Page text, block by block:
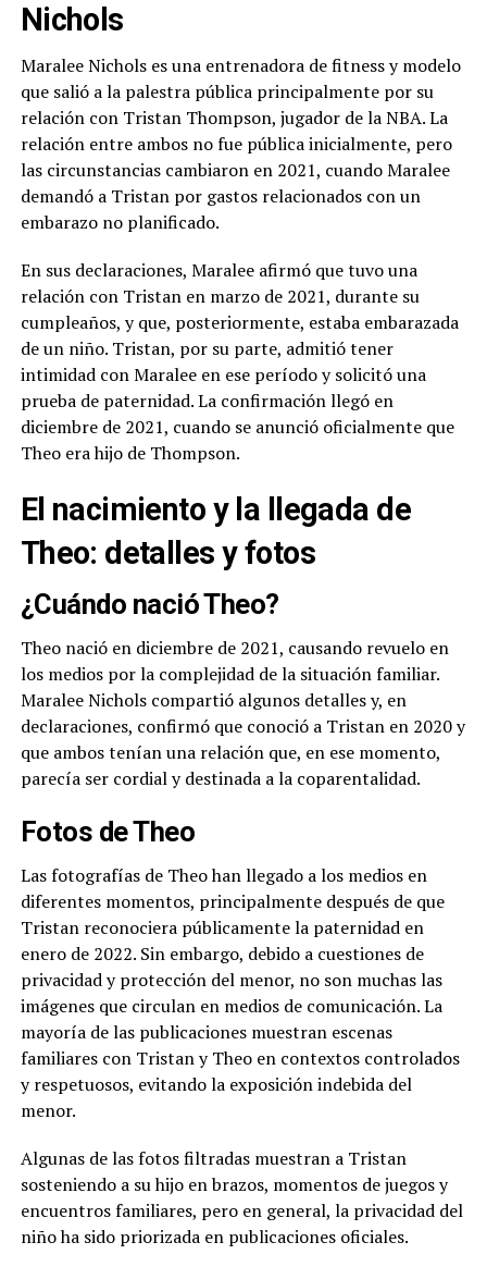
Nichols
Maralee Nichols es una entrenadora de fitness y modelo
que salió a la palestra pública principalmente por su
relación con Tristan Thompson, jugador de la NBA. La
relación entre ambos no fue pública inicialmente, pero
las circunstancias cambiaron en 2021, cuando Maralee
demandó a Tristan por gastos relacionados con un
embarazo no planificado.
En sus declaraciones, Maralee afirmó que tuvo una
relación con Tristan en marzo de 2021, durante su
cumpleaños, y que, posteriormente, estaba embarazada
de un niño. Tristan, por su parte, admitió tener
intimidad con Maralee en ese período y solicitó una
prueba de paternidad. La confirmación llegó en
diciembre de 2021, cuando se anunció oficialmente que
Theo era hijo de Thompson.
El nacimiento y la llegada de
Theo: detalles y fotos
¿Cuándo nació Theo?
Theo nació en diciembre de 2021, causando revuelo en
los medios por la complejidad de la situación familiar.
Maralee Nichols compartió algunos detalles y, en
declaraciones, confirmó que conoció a Tristan en 2020 y
que ambos tenían una relación que, en ese momento,
parecía ser cordial y destinada a la coparentalidad.
Fotos de Theo
Las fotografías de Theo han llegado a los medios en
diferentes momentos, principalmente después de que
Tristan reconociera públicamente la paternidad en
enero de 2022. Sin embargo, debido a cuestiones de
privacidad y protección del menor, no son muchas las
imágenes que circulan en medios de comunicación. La
mayoría de las publicaciones muestran escenas
familiares con Tristan y Theo en contextos controlados
y respetuosos, evitando la exposición indebida del
menor.
Algunas de las fotos filtradas muestran a Tristan
sosteniendo a su hijo en brazos, momentos de juegos y
encuentros familiares, pero en general, la privacidad del
niño ha sido priorizada en publicaciones oficiales.